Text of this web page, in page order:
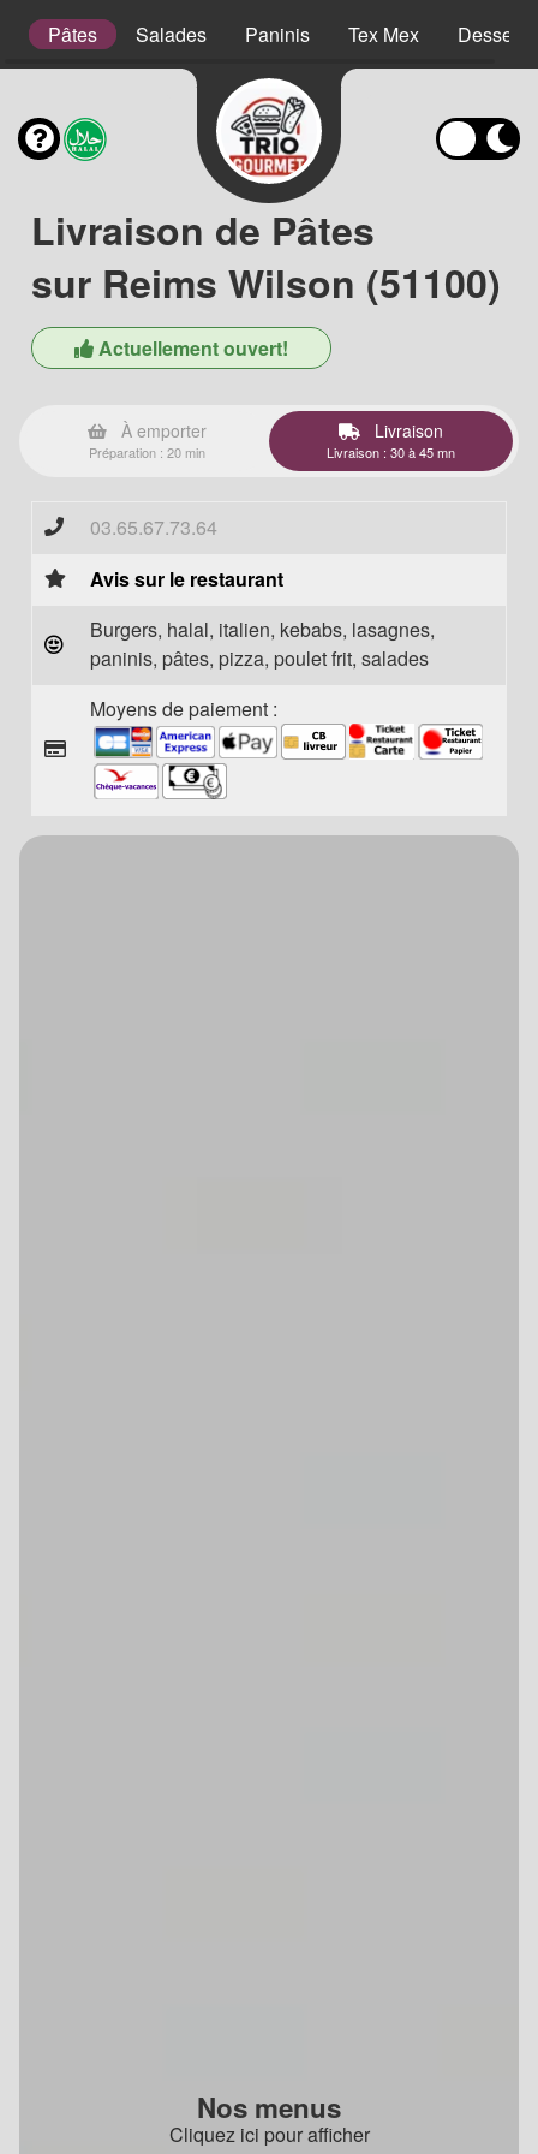
Pâtes Salades Paninis Tex Mex Desserts
Livraison de Pâtes
sur Reims Wilson (51100)
Actuellement ouvert!
À emporter
Préparation : 20 min
Livraison
Livraison : 30 à 45 mn
03.65.67.73.64
Avis sur le restaurant
Burgers, halal, italien, kebabs, lasagnes,
paninis, pâtes, pizza, poulet frit, salades
Moyens de paiement :
Nos menus
Cliquez ici pour afficher